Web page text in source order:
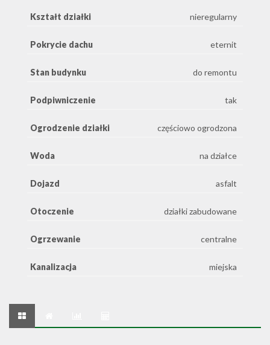
Kształt działki nieregularny
Pokrycie dachu eternit
Stan budynku do remontu
Podpiwniczenie tak
Ogrodzenie działki częściowo ogrodzona
Woda na działce
Dojazd asfalt
Otoczenie działki zabudowane
Ogrzewanie centralne
Kanalizacja miejska